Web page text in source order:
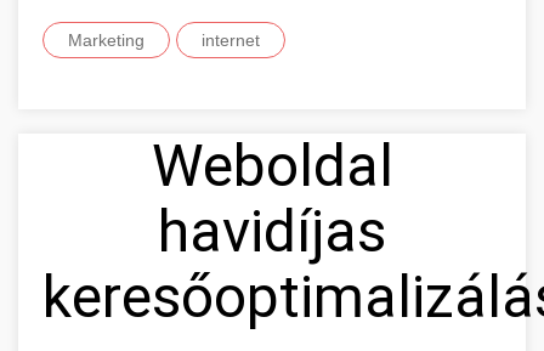
Marketing internet
Weboldal
havidíjas